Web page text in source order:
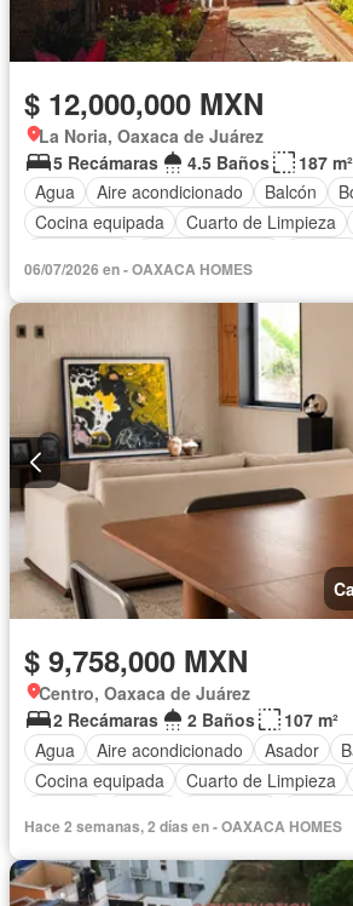
$ 12,000,000 MXN
La Noria, Oaxaca de Juárez
5 Recámaras
4.5 Baños
187 m²
Agua
Aire acondicionado Balcón
Cocina equipada
Cuarto de Limpieza
Completamente amueblado
06/07/2026 en - OAXACA HOMES
$ 9,758,000 MXN
Centro, Oaxaca de Juárez
2 Recámaras
2 Baños
107 m²
Agua
Aire acondicionado Asador
Cocina equipada
Cuarto de Limpieza
Zonas verdes
Sin amueblar
Hace 2 semanas, 2 días en - OAXACA HOMES